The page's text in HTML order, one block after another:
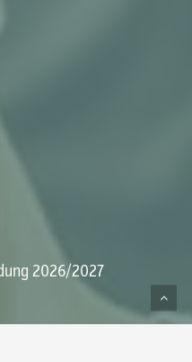
Kasse
2026/2027